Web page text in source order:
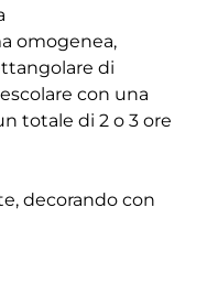
omogenea,
di
con una
totale di 2 o 3 ore
decorando con